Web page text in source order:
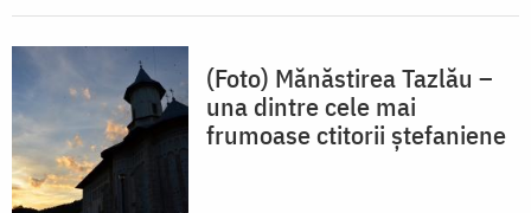
(Foto) Mănăstirea Tazlău –
una dintre cele mai
frumoase ctitorii ștefaniene